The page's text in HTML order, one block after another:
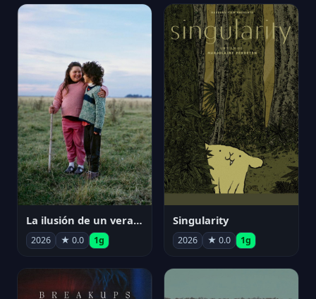
La ilusión de un verano sin fin
2026 ★ 0.0 1g
Singularity
2026 ★ 0.0 1g